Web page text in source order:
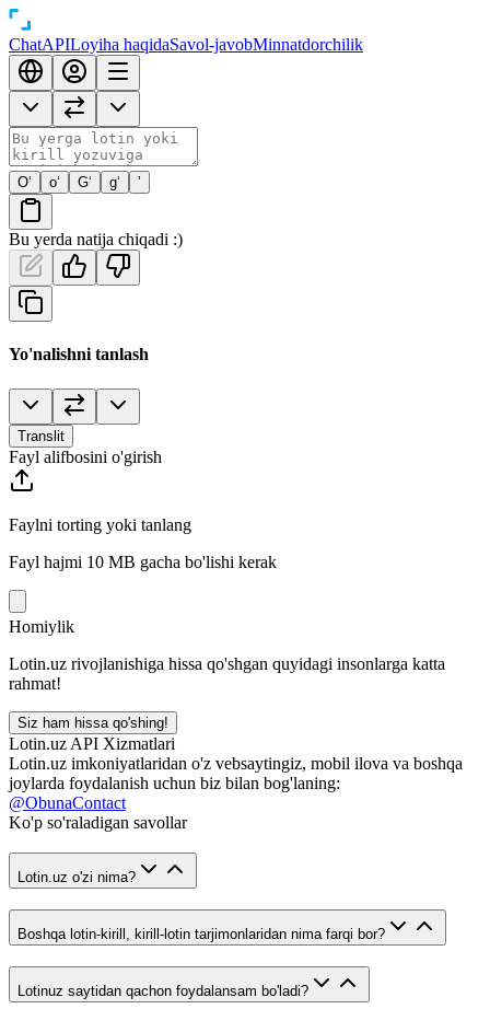
ChatAPILoyiha haqidaSavol-javobMinnatdorchilik
O‘ o‘ G‘ g‘ ’
Bu yerda natija chiqadi :)
Yo'nalishni tanlash
Translit
Fayl alifbosini o'girish
Faylni torting yoki tanlang
Fayl hajmi 10 MB gacha bo'lishi kerak
Homiylik
Lotin.uz rivojlanishiga hissa qo'shgan quyidagi insonlarga katta
rahmat!
Siz ham hissa qo'shing!
Lotin.uz API Xizmatlari
Lotin.uz imkoniyatlaridan o'z vebsaytingiz, mobil ilova va boshqa
joylarda foydalanish uchun biz bilan bog'laning:
@ObunaContact
Ko'p so'raladigan savollar
Lotin.uz o'zi nima?
Boshqa lotin-kirill, kirill-lotin tarjimonlaridan nima farqi bor?
Lotinuz saytidan qachon foydalansam bo'ladi?